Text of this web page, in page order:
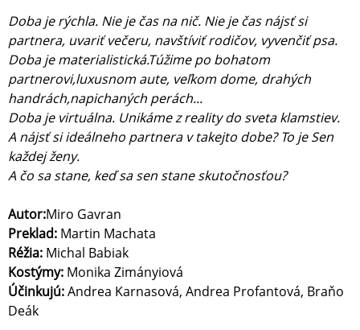
Doba je rýchla. Nie je čas na nič. Nie je čas nájsť si
partnera, uvariť večeru, navštíviť rodičov, vyvenčiť psa.
Doba je materialistická.Túžime po bohatom
partnerovi,luxusnom aute, veľkom dome, drahých
handrách,napichaných perách...
Doba je virtuálna. Unikáme z reality do sveta klamstiev.
A nájsť si ideálneho partnera v takejto dobe? To je Sen
každej ženy.
A čo sa stane, keď sa sen stane skutočnosťou?
Autor:Miro Gavran
Preklad: Martin Machata
Réžia: Michal Babiak
Kostýmy: Monika Zimányiová
Účinkujú:Andrea Karnasová, Andrea Profantová, Braňo
Deák